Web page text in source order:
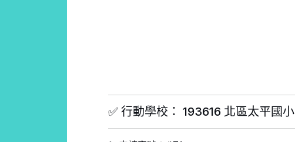
✅ 行動學校： 193616 北區太平國小